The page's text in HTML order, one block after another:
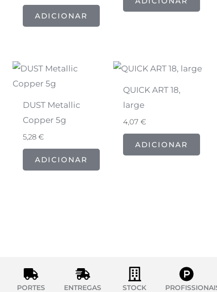
ADICIONAR
DUST Metallic
Copper 5g
5,28 €
ADICIONAR
QUICK ART 18,
large
4,07€
ADICIONAR
PORTES
ENTREGAS
STOCK